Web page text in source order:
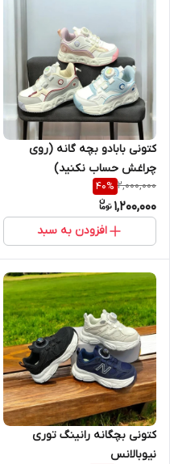
کتونی بابادو بچه گانه (روی
چراغش حساب نکنید)
2,000,000
40%
1,200,000
افزودن به سبد
کتونی بچگانه رانینگ توری
نیوبالانس